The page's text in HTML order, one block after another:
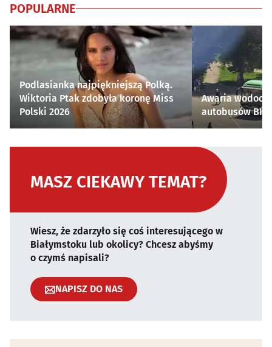
POPULARNE
Podlasianka najpiękniejszą Polką.
Wiktoria Ptak zdobyła koronę Miss
Polski 2026
Awaria
autobusów
MASZ CIEKAWY TEMAT?
Wiesz, że zdarzyło się coś interesującego w
Białymstoku lub okolicy? Chcesz abyśmy
o czymś napisali?
NAPISZ DO NAS